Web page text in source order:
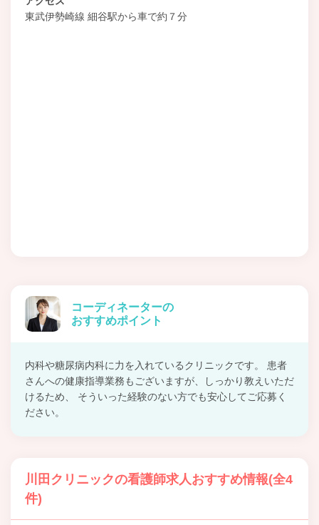
東武伊勢崎線 細谷駅から車で約７分
コーディネーターの
おすすめポイント
内科や糖尿病内科に力を入れているクリニックです。 患者
さんへの健康指導業務もございますが、しっかり教えいただ
けるため、 そういった経験のない方でも安心してご応募く
ださい。
川田クリニックの看護師求人おすすめ情報(全4
件)